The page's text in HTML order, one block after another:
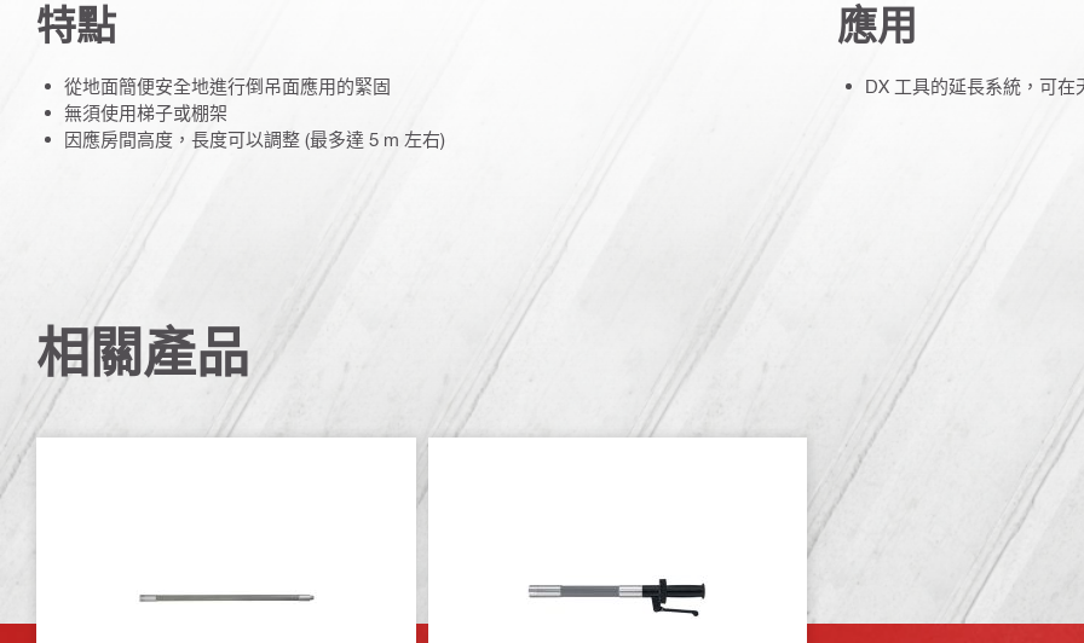
特點
從地面簡便安全地進行倒吊面應用的緊固
無須使用梯子或棚架
因應房間高度，長度可以調整 (最多達 5 m 左右)
應用
DX 工具的延長系統，可
相關產品